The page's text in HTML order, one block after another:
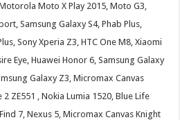
Moto X Play 2015, Moto G3,
Samsung Galaxy S4, Phab Plus,
Sony Xperia Z3, HTC One M8, Xiaomi
Eye, Huawei Honor 6, Samsung Galaxy
Galaxy Z3, Micromax Canvas
ZE551 , Nokia Lumia 1520, Blue Life
7, Nexus 5, Micromax Canvas Knight